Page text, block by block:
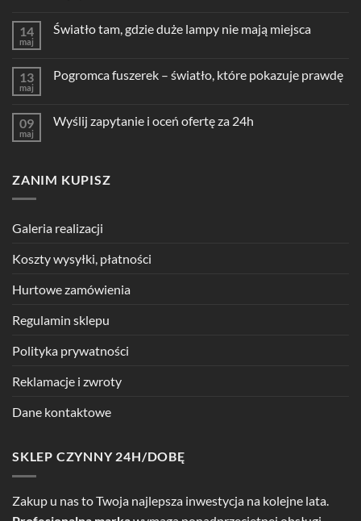
14
maj
Światło tam, gdzie duże lampy nie mają miejsca
13
maj
Pogromca fuszerek – światło, które pokazuje prawdę
09
maj
Wyślij zapytanie i oceń ofertę za 24h
ZANIM KUPISZ
Galeria realizacji
Koszty wysyłki, płatności
Hurtowe zamówienia
Regulamin sklepu
Polityka prywatności
Reklamacje i zwroty
Dane kontaktowe
SKLEP CZYNNY 24H/DOBĘ
Zakup u nas to Twoja najlepsza inwestycja na kolejne lata.